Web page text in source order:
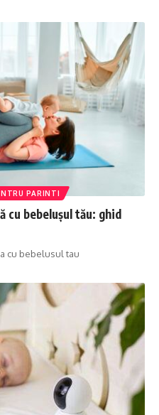
PARINTI
cu bebelușul tău: ghid
cu bebelusul tau